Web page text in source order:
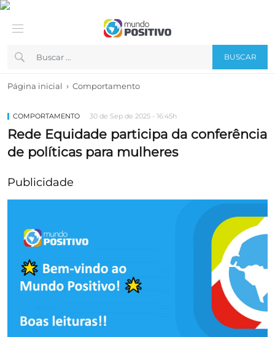
BUSCAR
Página inicial › Comportamento
COMPORTAMENTO 30 de Sep de 2025 - 16:45h
Rede Equidade participa da conferência
de políticas para mulheres
Publicidade